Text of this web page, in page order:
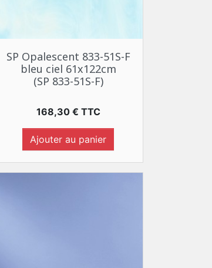
Aperçu rapide
SP Opalescent 833-51S-F
bleu ciel 61x122cm
(SP 833-51S-F)
Prix
168,30 € TTC
Ajouter au panier